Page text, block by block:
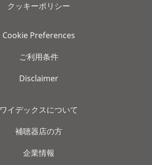
クッキーポリシー
Cookie Preferences
ご利用条件
Disclaimer
ワイデックスについて
補聴器店の方
企業情報